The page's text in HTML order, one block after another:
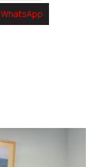
WhatsApp